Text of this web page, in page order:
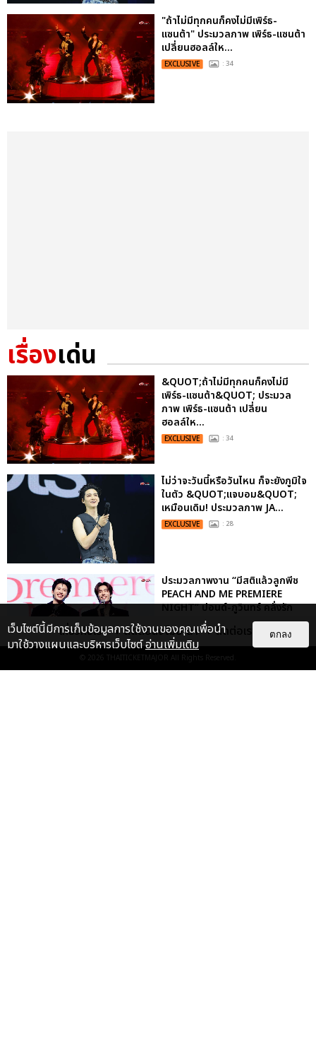
"ถ้าไม่มีทุกคนก็คงไม่มีเพิร์ธ-
แซนต้า" ประมวลภาพ เพิร์ธ-แซนต้า
เปลี่ยนฮอลล์ให...
EXCLUSIVE : 34
เรื่องเด่น
&QUOT;ถ้าไม่มีทุกคนก็คงไม่มี
เพิร์ธ-แซนต้า&QUOT; ประมวล
ภาพ เพิร์ธ-แซนต้า เปลี่ยน
ฮอลล์ให...
EXCLUSIVE : 34
ไม่ว่าจะวันนี้หรือวันไหน ก็จะยังภูมิใจ
ในตัว &QUOT;แจบอม&QUOT;
เหมือนเดิม! ประมวลภาพ JA...
EXCLUSIVE : 28
ประมวลภาพงาน “มีสติแล้วลูกพีช
PEACH AND ME PREMIERE
NIGHT” ปอนด์-ภูวินทร์ คลั่งรัก
EXCLUSIVE : 16
เกี่ยวกับเรา ติดต่อลงโฆษณา ติดต่อเรา
© 2026 THAITICKETMAJOR All Rights Reserved.
เว็บไซต์นี้มีการเก็บข้อมูลการใช้งานของคุณเพื่อนำ
มาใช้วางแผนและบริหารเว็บไซต์อ่านเพิ่มเติม
ตกลง